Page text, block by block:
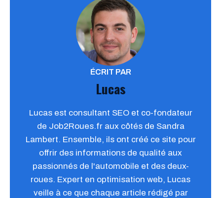
ÉCRIT PAR
Lucas
Lucas est consultant SEO et co-fondateur
de Job2Roues.fr aux côtés de Sandra
Lambert. Ensemble, ils ont créé ce site pour
offrir des informations de qualité aux
passionnés de l'automobile et des deux-
roues. Expert en optimisation web, Lucas
veille à ce que chaque article rédigé par